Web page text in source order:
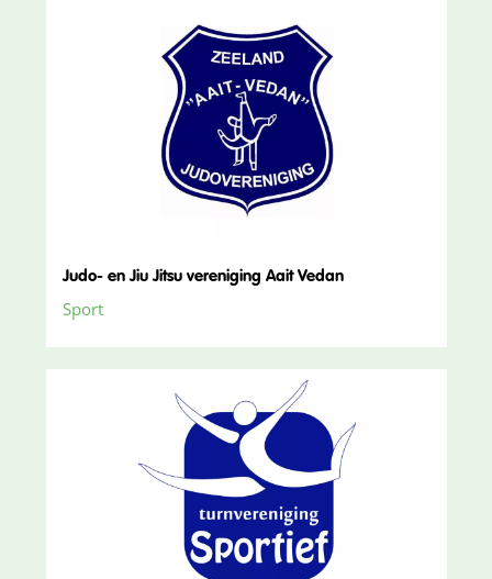
Judo- en Jiu Jitsu vereniging Aait Vedan
Sport